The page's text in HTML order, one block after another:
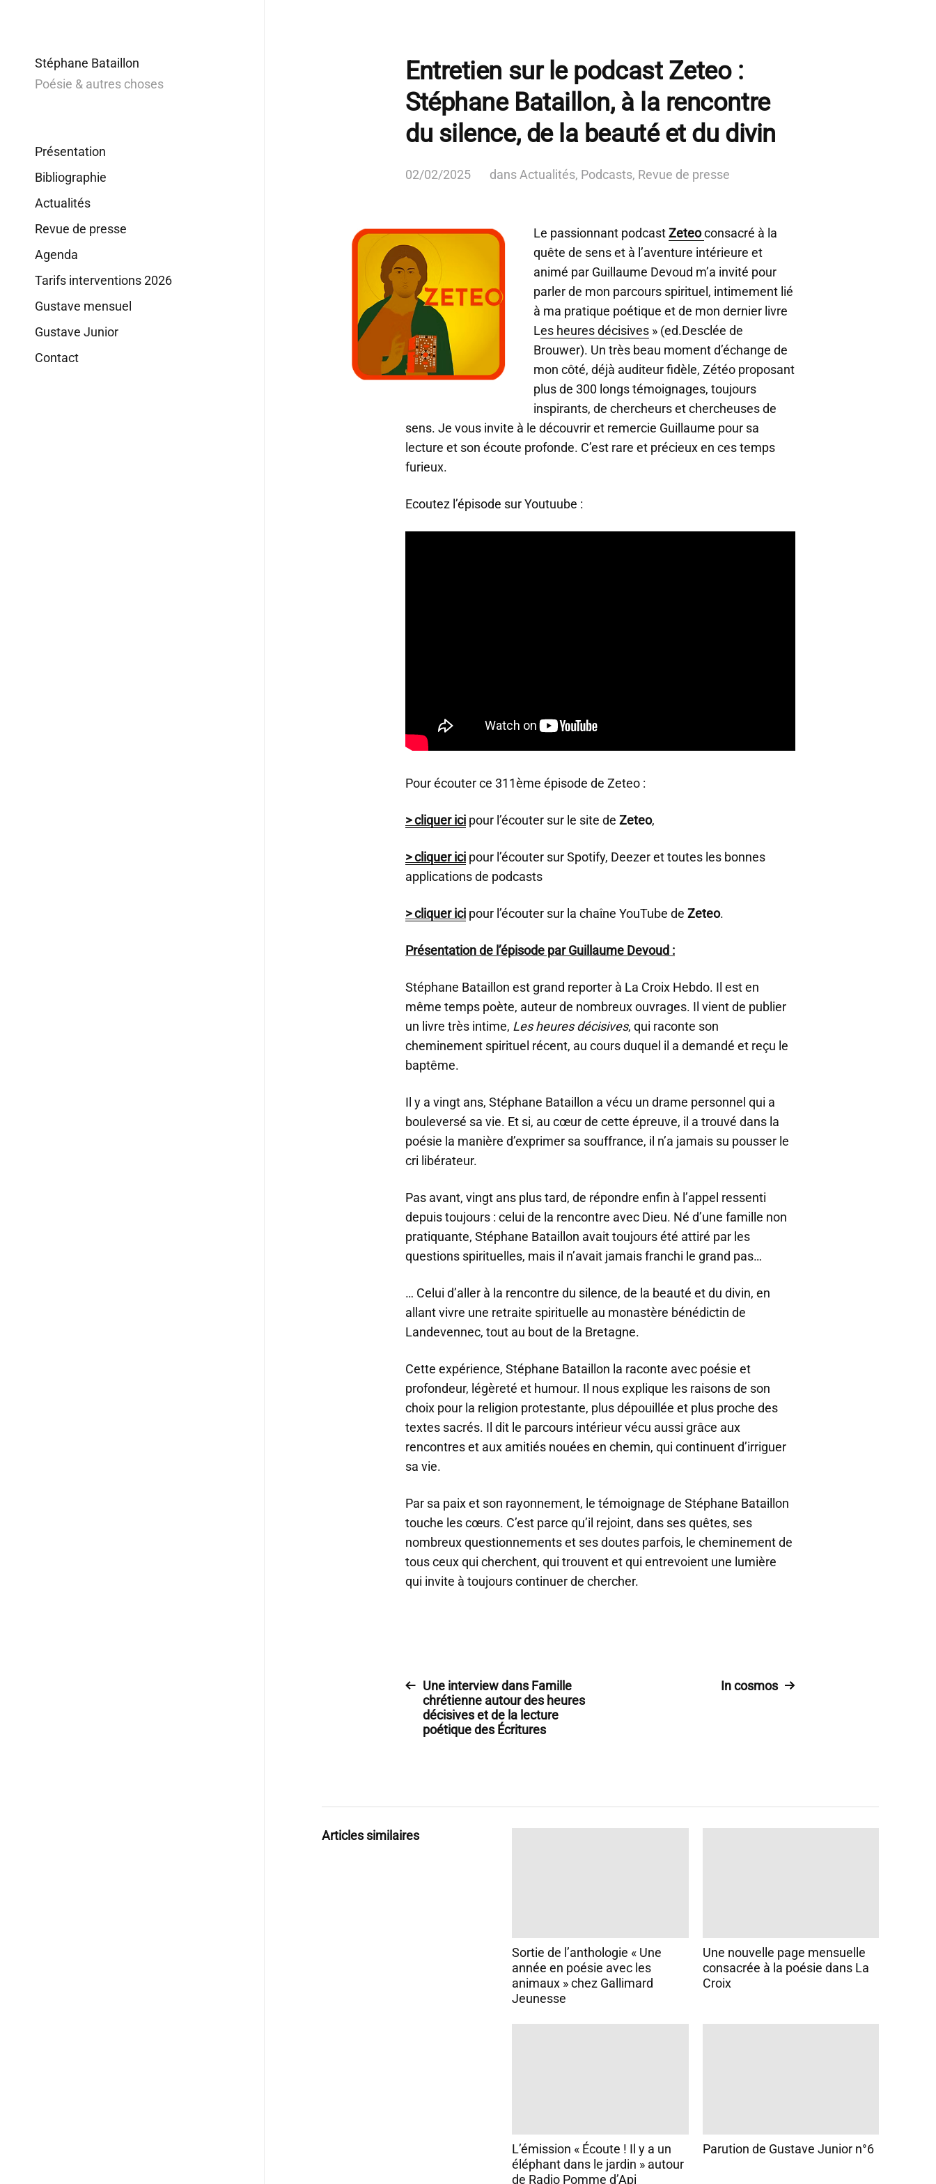
Stéphane Bataillon
Poésie & autres choses
Présentation
Bibliographie
Actualités
Revue de presse
Agenda
Tarifs interventions 2026
Gustave mensuel
Gustave Junior
Contact
Entretien sur le podcast Zeteo :
Stéphane Bataillon, à la rencontre
du silence, de la beauté et du divin
02/02/2025 dans Actualités, Podcasts, Revue de presse
Le passionnant podcastZeteoconsacré à la
quête de sens et à l’aventure intérieure et
animé par Guillaume Devoud m’a invité pour
parler de mon parcours spirituel, intimement lié
à ma pratique poétique et de mon dernier livre
Les heures décisives » (ed.Desclée de
Brouwer). Un très beau moment d’échange de
mon côté, déjà auditeur fidèle, Zétéo proposant
plus de 300 longs témoignages, toujours
inspirants, de chercheurs et chercheuses de
sens. Je vous invite à le découvrir et remercie Guillaume pour sa
lecture et son écoute profonde. C’est rare et précieux en ces temps
furieux.
Ecoutez l’épisode sur Youtuube :
Pour écouter ce 311ème épisode de Zeteo :
> cliquer ici pour l’écouter sur le site de Zeteo,
> cliquer ici pour l’écouter sur Spotify, Deezer et toutes les bonnes
applications de podcasts
> cliquer ici pour l’écouter sur la chaîne YouTube de Zeteo.
Présentation de l’épisode par Guillaume Devoud :
Stéphane Bataillon est grand reporter à La Croix Hebdo. Il est en
même temps poète, auteur de nombreux ouvrages. Il vient de publier
un livre très intime, Les heures décisives, qui raconte son
cheminement spirituel récent, au cours duquel il a demandé et reçu le
baptême.
Il y a vingt ans, Stéphane Bataillon a vécu un drame personnel qui a
bouleversé sa vie. Et si, au cœur de cette épreuve, il a trouvé dans la
poésie la manière d’exprimer sa souffrance, il n’a jamais su pousser le
cri libérateur.
Pas avant, vingt ans plus tard, de répondre enfin à l’appel ressenti
depuis toujours : celui de la rencontre avec Dieu. Né d’une famille non
pratiquante, Stéphane Bataillon avait toujours été attiré par les
questions spirituelles, mais il n’avait jamais franchi le grand pas…
… Celui d’aller à la rencontre du silence, de la beauté et du divin, en
allant vivre une retraite spirituelle au monastère bénédictin de
Landevennec, tout au bout de la Bretagne.
Cette expérience, Stéphane Bataillon la raconte avec poésie et
profondeur, légèreté et humour. Il nous explique les raisons de son
choix pour la religion protestante, plus dépouillée et plus proche des
textes sacrés. Il dit le parcours intérieur vécu aussi grâce aux
rencontres et aux amitiés nouées en chemin, qui continuent d’irriguer
sa vie.
Par sa paix et son rayonnement, le témoignage de Stéphane Bataillon
touche les cœurs. C’est parce qu’il rejoint, dans ses quêtes, ses
nombreux questionnements et ses doutes parfois, le cheminement de
tous ceux qui cherchent, qui trouvent et qui entrevoient une lumière
qui invite à toujours continuer de chercher.
Une interview dans Famille
chrétienne autour des heures
décisives et de la lecture
poétique des Écritures
In cosmos
Articles similaires
Sortie de l’anthologie « Une
année en poésie avec les
animaux » chez Gallimard
Jeunesse
Une nouvelle page mensuelle
consacrée à la poésie dans La
Croix
L’émission « Écoute ! Il y a un
éléphant dans le jardin » autour
de Radio Pomme d’Api
Parution de Gustave Junior n°6